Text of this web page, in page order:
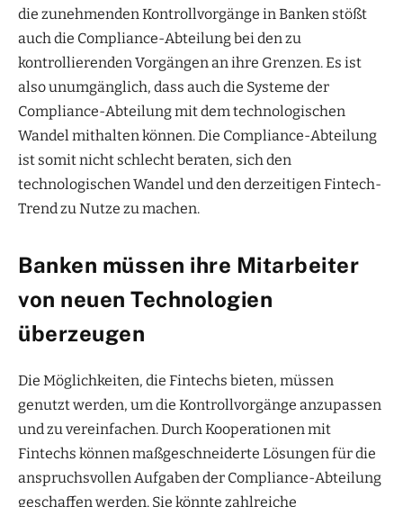
die zunehmenden Kontrollvorgänge in Banken stößt
auch die Compliance-Abteilung bei den zu
kontrollierenden Vorgängen an ihre Grenzen. Es ist
also unumgänglich, dass auch die Systeme der
Compliance-Abteilung mit dem technologischen
Wandel mithalten können. Die Compliance-Abteilung
ist somit nicht schlecht beraten, sich den
technologischen Wandel und den derzeitigen Fintech-
Trend zu Nutze zu machen.
Banken müssen ihre Mitarbeiter
von neuen Technologien
überzeugen
Die Möglichkeiten, die Fintechs bieten, müssen
genutzt werden, um die Kontrollvorgänge anzupassen
und zu vereinfachen. Durch Kooperationen mit
Fintechs können maßgeschneiderte Lösungen für die
anspruchsvollen Aufgaben der Compliance-Abteilung
geschaffen werden. Sie könnte zahlreiche